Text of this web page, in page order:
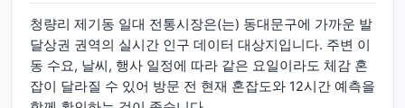
청량리 제기동 일대 전통시장은(는) 동대문구에 가까운 발
달상권 권역의 실시간 인구 데이터 대상지입니다. 주변 이
동 수요, 날씨, 행사 일정에 따라 같은 요일이라도 체감 혼
잡이 달라질 수 있어 방문 전 현재 혼잡도와 12시간 예측을